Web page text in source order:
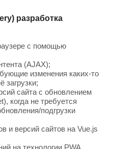
разработка
с помощью
(AJAX);
изменения каких-то
загрузки;
сайта с обновлением
когда не требуется
подгрузки
и версий сайтов на Vue.js
на технологии PWA